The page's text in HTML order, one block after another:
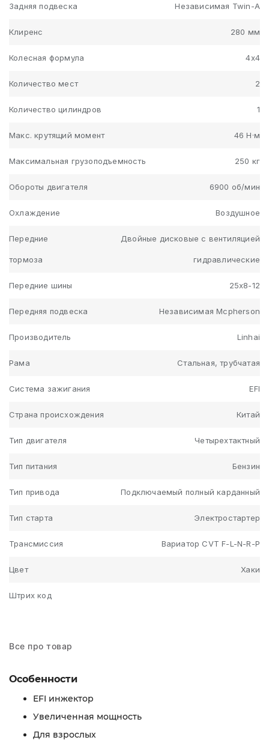
Задняя подвеска Независимая Twin-A
Клиренс 280 мм
Колесная формула 4x4
Количество мест 2
Количество цилиндров 1
Макс. крутящий момент 46 Н·м
Максимальная грузоподъемность 250 кг
Обороты двигателя 6900 об/мин
Охлаждение Воздушное
Передние
тормоза
Двойные дисковые с вентиляцией
гидравлические
Передние шины 25х8-12
Передняя подвеска Независимая Mcpherson
Производитель Linhai
Рама Стальная, трубчатая
Система зажигания EFI
Страна происхождения Китай
Тип двигателя Четырехтактный
Тип питания Бензин
Тип привода Подключаемый полный карданный
Тип старта Электростартер
Трансмиссия Вариатор CVT F-L-N-R-P
Цвет Хаки
Штрих код
Все про товар
Особенности
EFI инжектор
Увеличенная мощность
Для взрослых